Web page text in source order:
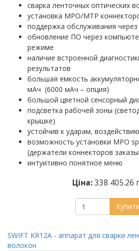
сварка ленточных оптических
установка MPO/MTP
поддержка обслуживания
обновление ПО через
режиме
наличие встроенной
результатов
большая емкость
мАч (6000 мАч – опция)
большой цветной сенсорный
подсветка рабочей зоны
крышке)
устойчив к ударам,
возможность установки MPO
(держатели коннекторов
интуитивно понятное меню
Ціна:338 405.26
SWIFT KR12A - аппарат для сварки
волокон